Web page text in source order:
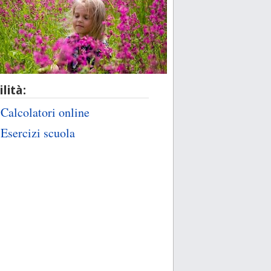
Calcolatori online
Esercizi scuola